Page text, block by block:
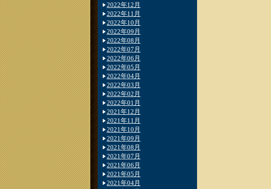
2022年12月
2022年11月
2022年10月
2022年09月
2022年08月
2022年07月
2022年06月
2022年05月
2022年04月
2022年03月
2022年02月
2022年01月
2021年12月
2021年11月
2021年10月
2021年09月
2021年08月
2021年07月
2021年06月
2021年05月
2021年04月